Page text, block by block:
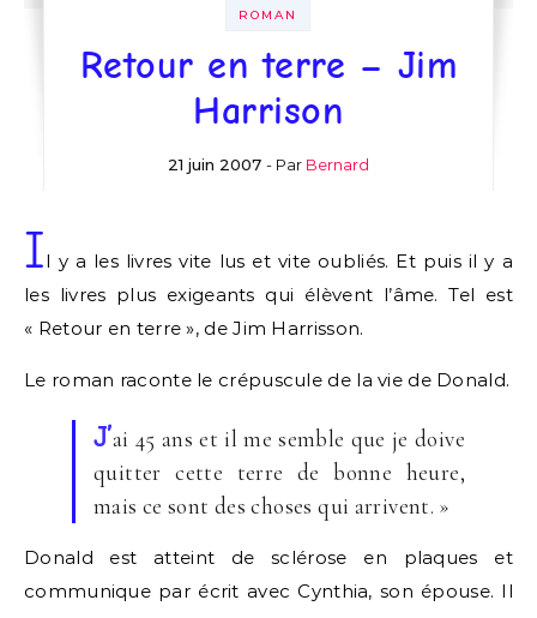
ROMAN
Retour en terre – Jim
Harrison
21 juin 2007 - Par Bernard
Il y a les livres vite lus et vite oubliés. Et puis il y a
les livres plus exigeants qui élèvent l’âme. Tel est
« Retour en terre », de Jim Harrisson.
Le roman raconte le crépuscule de la vie de Donald.
J’ai 45 ans et il me semble que je doive
quitter cette terre de bonne heure,
mais ce sont des choses qui arrivent. »
Donald est atteint de sclérose en plaques et
communique par écrit avec Cynthia, son épouse. Il